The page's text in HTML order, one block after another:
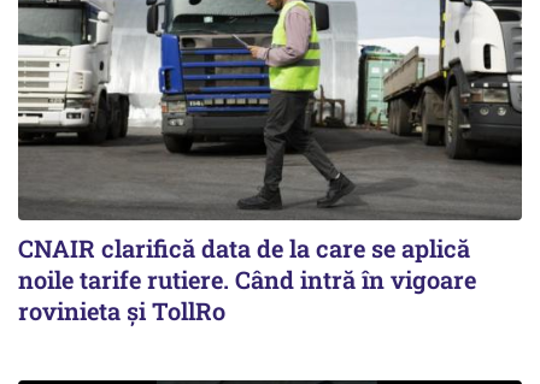
CNAIR clarifică data de la care se aplică
noile tarife rutiere. Când intră în vigoare
rovinieta și TollRo